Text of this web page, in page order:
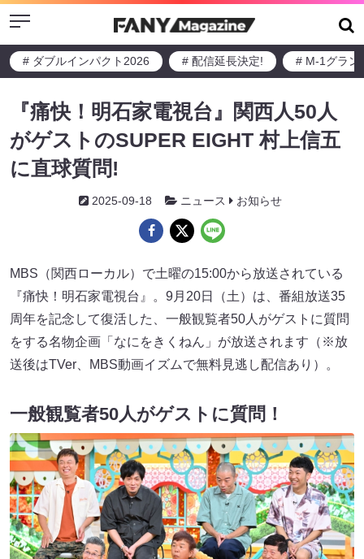
Menu
# ダブルインパクト2026 # 配信延長決定! # M-1グラン
『痛快！明石家電視台』関西人50人
がゲストのSUPER EIGHT 村上信五
に直球質問!
2025-09-18 ニュース お知らせ
MBS（関西ローカル）で土曜の15:00から放送されている
『痛快！明石家電視台』。9月20日（土）は、番組放送35
周年を記念して復活した、一般観覧者50人がゲストに質問
をする名物企画「なにをきくねん」が放送されます（※放
送後はTVer、MBS動画イズムで無料見逃し配信あり）。
一般観覧者50人がゲストに質問！